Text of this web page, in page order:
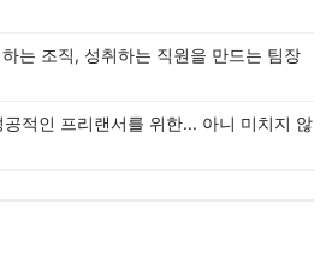
는 조직, 성취하는 직원을 만드는 팀장
적인 프리랜서를 위한... 아니 미치지 않